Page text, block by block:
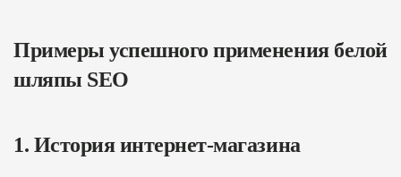
Примеры успешного применения белой
шляпы SEO
1. История интернет-магазина